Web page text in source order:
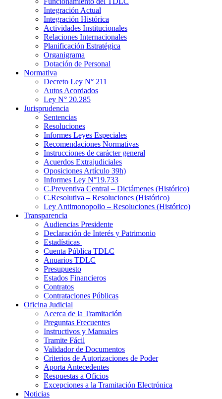
Integración Actual
Integración Histórica
Actividades Institucionales
Relaciones Internacionales
Planificación Estratégica
Organigrama
Dotación de Personal
Normativa
Decreto Ley N° 211
Autos Acordados
Ley N° 20.285
Jurisprudencia
Sentencias
Resoluciones
Informes Leyes Especiales
Recomendaciones Normativas
Instrucciones de carácter general
Acuerdos Extrajudiciales
Oposiciones Artículo 39h)
Informes Ley N°19.733
C.Preventiva Central – Dictámenes (Histórico)
C.Resolutiva – Resoluciones (Histórico)
Ley Antimonopolio – Resoluciones (Histórico)
Transparencia
Audiencias Presidente
Declaración de Interés y Patrimonio
Estadísticas
Cuenta Pública TDLC
Anuarios TDLC
Presupuesto
Estados Financieros
Contratos
Contrataciones Públicas
Oficina Judicial
Acerca de la Tramitación
Preguntas Frecuentes
Instructivos y Manuales
Tramite Fácil
Validador de Documentos
Criterios de Autorizaciones de Poder
Aporta Antecedentes
Respuestas a Oficios
Excepciones a la Tramitación Electrónica
Noticias